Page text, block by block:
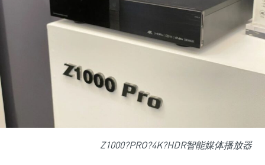
Z1000?PRO?4K?HDR智能媒体播放器